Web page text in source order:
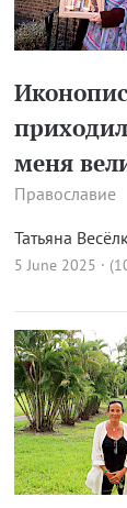
меня
Православие
Татьяна
5 June 2025 ·